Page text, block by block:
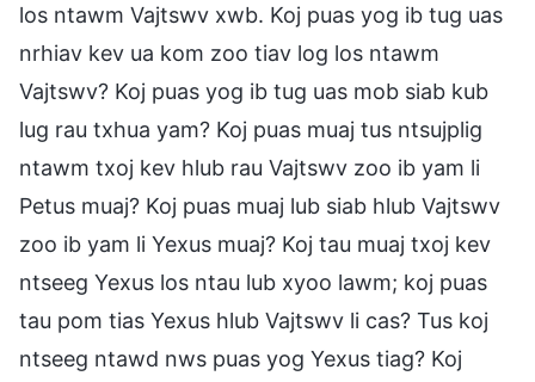
los ntawm Vajtswv xwb. Koj puas yog ib tug uas
nrhiav kev ua kom zoo tiav log los ntawm
Vajtswv? Koj puas yog ib tug uas mob siab kub
lug rau txhua yam? Koj puas muaj tus ntsujplig
ntawm txoj kev hlub rau Vajtswv zoo ib yam li
Petus muaj? Koj puas muaj lub siab hlub Vajtswv
zoo ib yam li Yexus muaj? Koj tau muaj txoj kev
ntseeg Yexus los ntau lub xyoo lawm; koj puas
tau pom tias Yexus hlub Vajtswv li cas? Tus koj
ntseeg ntawd nws puas yog Yexus tiag? Koj